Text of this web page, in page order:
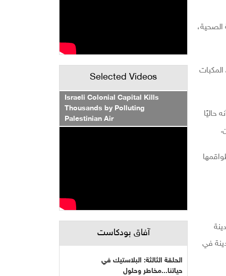
الصحية،
حاليًا
في
Selected Videos
Israeli Colonial Capital Kills
Thousands by Polluting
Palestinian Air
آفاق بودكاست
الحلقة الثالثة: البلاستيك في
حياتنا...مخاطر وحلول